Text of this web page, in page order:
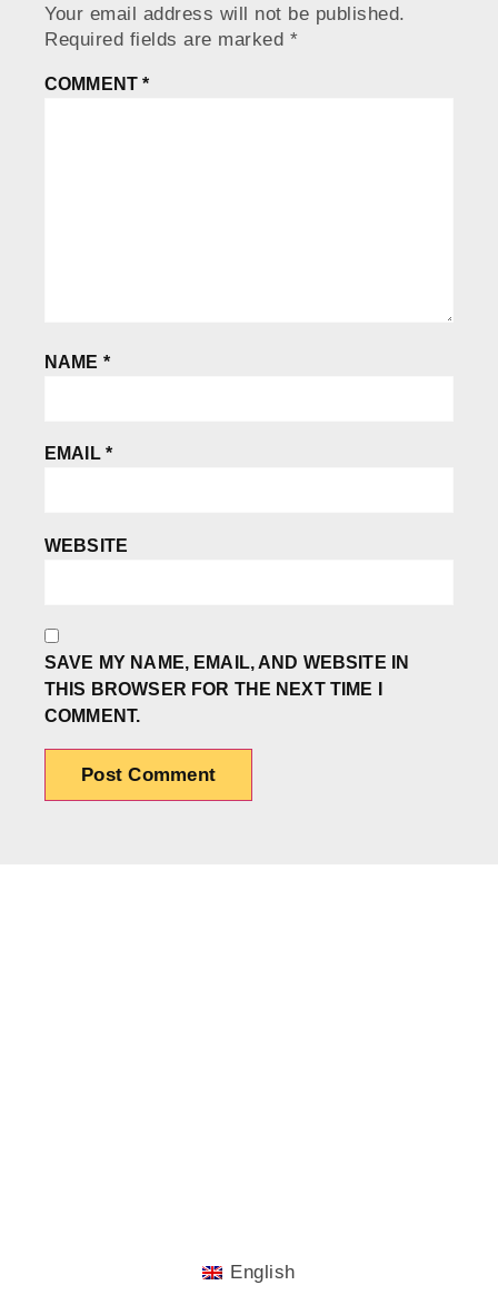
Your email address will not be published.
Required fields are marked *
COMMENT*
NAME *
EMAIL *
WEBSITE
SAVE MY NAME, EMAIL, AND WEBSITE IN
THIS BROWSER FOR THE NEXT TIME I
COMMENT.
English